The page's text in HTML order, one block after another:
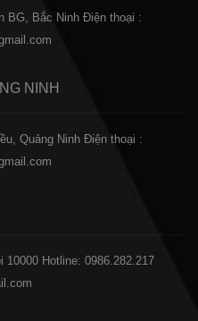
BG, Bắc Ninh Điện thoại :
NINH
Quảng Ninh Điện thoại :
10000 Hotline: 0986.282.217